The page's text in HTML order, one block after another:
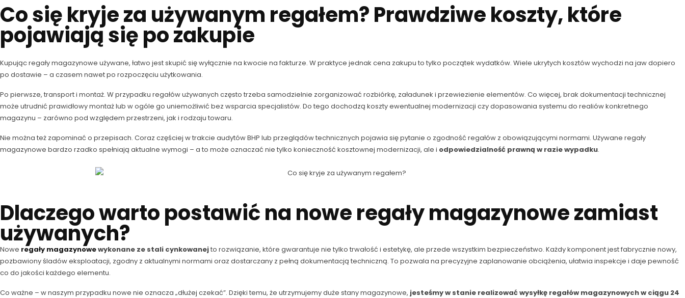
Co się kryje za używanym regałem? Prawdziwe koszty, które
pojawiają się po zakupie
Kupując regały magazynowe używane, łatwo jest skupić się wyłącznie na kwocie na fakturze. W praktyce jednak cena zakupu to tylko początek wydatków. Wiele ukrytych kosztów wychodzi na jaw dopiero
po dostawie – a czasem nawet po rozpoczęciu użytkowania.
Po pierwsze, transport i montaż. W przypadku regałów używanych często trzeba samodzielnie zorganizować rozbiórkę, załadunek i przewiezienie elementów. Co więcej, brak dokumentacji technicznej
może utrudnić prawidłowy montaż lub w ogóle go uniemożliwić bez wsparcia specjalistów. Do tego dochodzą koszty ewentualnej modernizacji czy dopasowania systemu do realiów konkretnego
magazynu – zarówno pod względem przestrzeni, jak i rodzaju towaru.
Nie można też zapominać o przepisach. Coraz częściej w trakcie audytów BHP lub przeglądów technicznych pojawia się pytanie o zgodność regałów z obowiązującymi normami. Używane regały
magazynowe bardzo rzadko spełniają aktualne wymogi – a to może oznaczać nie tylko konieczność kosztownej modernizacji, ale i odpowiedzialność prawną w razie wypadku.
Dlaczego warto postawić na nowe regały magazynowe zamiast
używanych?
Nowe regały magazynowewykonane ze stali cynkowanejto rozwiązanie, które gwarantuje nie tylko trwałość i estetykę, ale przede wszystkim bezpieczeństwo. Każdy komponent jest fabrycznie nowy,
pozbawiony śladów eksploatacji, zgodny z aktualnymi normami oraz dostarczany z pełną dokumentacją techniczną. To pozwala na precyzyjne zaplanowanie obciążenia, ułatwia inspekcje i daje pewność
co do jakości każdego elementu.
Co ważne – w naszym przypadku nowe nie oznacza „dłużej czekać”. Dzięki temu, że utrzymujemy duże stany magazynowe, jesteśmy w stanie realizować wysyłkę regałów magazynowych w ciągu 24